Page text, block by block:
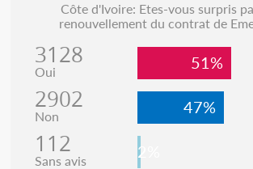
Côte d'Ivoire: Etes-vous surpris
renouvellement du contrat de
3128
Oui 51%
2902
Non 47%
112
Sans avis 2%